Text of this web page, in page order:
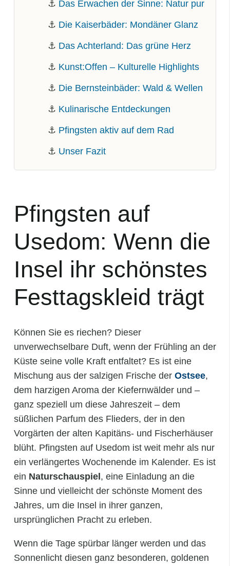
⚓ Das Erwachen der Sinne: Natur pur
⚓ Die Kaiserbäder: Mondäner Glanz
⚓ Das Achterland: Das grüne Herz
⚓ Kunst:Offen – Kulturelle Highlights
⚓ Die Bernsteinbäder: Wald & Wellen
⚓ Kulinarische Entdeckungen
⚓ Pfingsten aktiv auf dem Rad
⚓ Unser Fazit
Pfingsten auf
Usedom: Wenn die
Insel ihr schönstes
Festtagskleid trägt
Können Sie es riechen? Dieser
unverwechselbare Duft, wenn der Frühling an der
Küste seine volle Kraft entfaltet? Es ist eine
Mischung aus der salzigen Frische der Ostsee,
dem harzigen Aroma der Kiefernwälder und –
ganz speziell um diese Jahreszeit – dem
süßlichen Parfum des Flieders, der in den
Vorgärten der alten Kapitäns- und Fischerhäuser
blüht. Pfingsten auf Usedom ist weit mehr als nur
ein verlängertes Wochenende im Kalender. Es ist
ein Naturschauspiel, eine Einladung an die
Sinne und vielleicht der schönste Moment des
Jahres, um die Insel in ihrer ganzen,
ursprünglichen Pracht zu erleben.
Wenn die Tage spürbar länger werden und das
Sonnenlicht diesen ganz besonderen, goldenen